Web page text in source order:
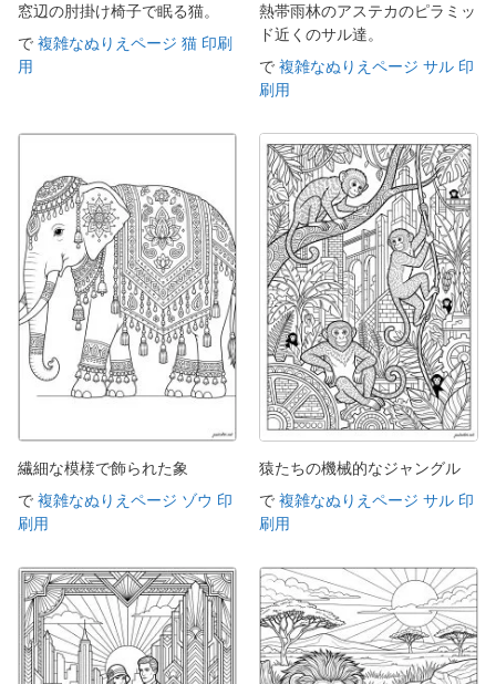
窓辺の肘掛け椅子で眠る猫。
で 複雑なぬりえページ 猫 印刷
用
熱帯雨林のアステカのピラミッ
ド近くのサル達。
で 複雑なぬりえページ サル 印
刷用
繊細な模様で飾られた象
で 複雑なぬりえページ ゾウ 印
刷用
猿たちの機械的なジャングル
で 複雑なぬりえページ サル 印
刷用